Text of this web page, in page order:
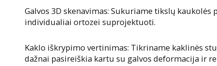
Galvos 3D skenavimas: Sukuriame tikslų
individualiai ortozei suprojektuoti.
Kaklo iškrypimo vertinimas: Tikriname kaklinės
dažnai pasireiškia kartu su galvos deformacija ir